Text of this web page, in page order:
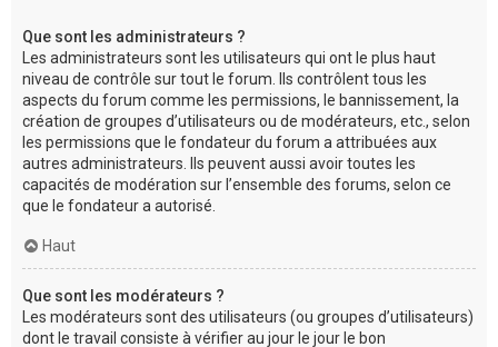
Que sont les administrateurs ?
Les administrateurs sont les utilisateurs qui ont le plus haut
niveau de contrôle sur tout le forum. Ils contrôlent tous les
aspects du forum comme les permissions, le bannissement, la
création de groupes d’utilisateurs ou de modérateurs, etc., selon
les permissions que le fondateur du forum a attribuées aux
autres administrateurs. Ils peuvent aussi avoir toutes les
capacités de modération sur l’ensemble des forums, selon ce
que le fondateur a autorisé.
Haut
Que sont les modérateurs ?
Les modérateurs sont des utilisateurs (ou groupes d’utilisateurs)
dont le travail consiste à vérifier au jour le jour le bon